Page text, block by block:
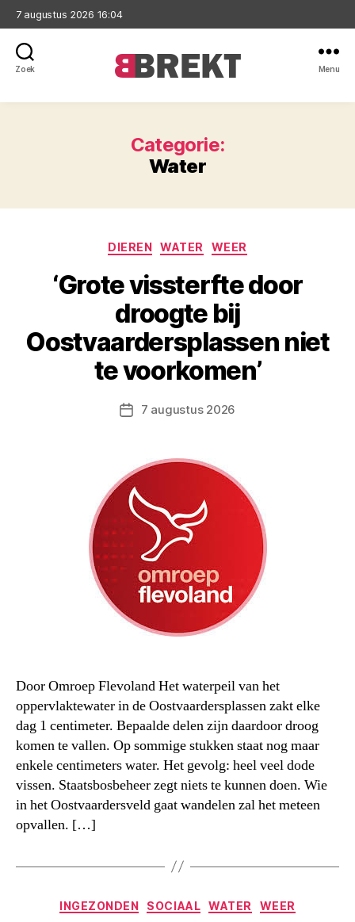
7 augustus 2026 16:04
Zoek Menu
Categorie:
Water
Categorieën
DIEREN WATER WEER
‘Grote vissterfte door
droogte bij
Oostvaardersplassen niet
te voorkomen’
Berichtdatum
7 augustus 2026
Door Omroep Flevoland Het waterpeil van het
oppervlaktewater in de Oostvaardersplassen zakt elke
dag 1 centimeter. Bepaalde delen zijn daardoor droog
komen te vallen. Op sommige stukken staat nog maar
enkele centimeters water. Het gevolg: heel veel dode
vissen. Staatsbosbeheer zegt niets te kunnen doen. Wie
in het Oostvaardersveld gaat wandelen zal het meteen
opvallen. […]
Categorieën
INGEZONDEN SOCIAAL WATER WEER